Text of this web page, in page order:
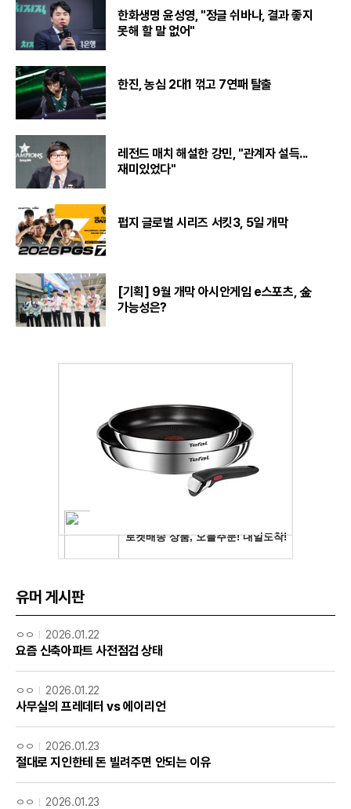
한화생명 윤성영, "정글 쉬바나, 결과 좋지
못해 할 말 없어"
한진, 농심 2대1 꺾고 7연패 탈출
레전드 매치 해설한 강민, "관계자 설득...
재미있었다"
펍지 글로벌 시리즈 서킷3, 5일 개막
[기획] 9월 개막 아시안게임 e스포츠, 金
가능성은?
유머 게시판
ㅇㅇ 2026.01.22
요즘 신축아파트 사전점검 상태
ㅇㅇ 2026.01.22
사무실의 프레데터 vs 에이리언
ㅇㅇ 2026.01.23
절대로 지인한테 돈 빌려주면 안되는 이유
ㅇㅇ 2026.01.23